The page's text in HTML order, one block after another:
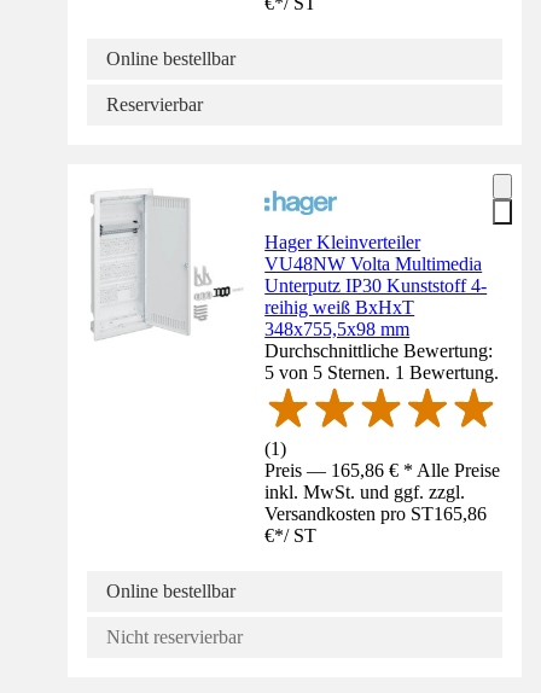
Online bestellbar
Reservierbar
Hager Kleinverteiler
VU48NW Volta Multimedia
Unterputz IP30 Kunststoff 4-
reihig weiß BxHxT
348x755,5x98 mm
Durchschnittliche Bewertung:
5 von 5 Sternen. 1 Bewertung.
(1)
Preis — 165,86 € * Alle Preise
inkl. MwSt. und ggf. zzgl.
Versandkosten pro ST165,86
€*/ ST
Online bestellbar
Nicht reservierbar